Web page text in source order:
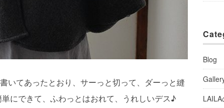
いてあったとおり、サーっと切って、ダーっと縫
にできて、ふわっとはおれて、うれしいデス♪
Blog